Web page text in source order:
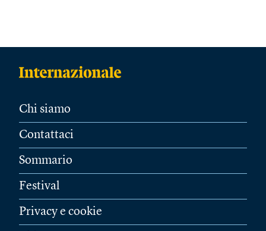
Chi siamo
Contattaci
Sommario
Festival
Privacy e cookie